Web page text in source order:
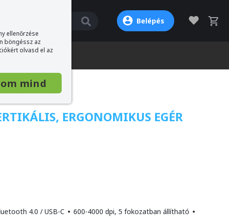
Belépés
ERGONOMIKUS EGÉR
4.0 / USB-C • 600-4000 dpi, 5 fokozatban állítható •
ellenőrzése
böngéssz az
olvasd el az
mind